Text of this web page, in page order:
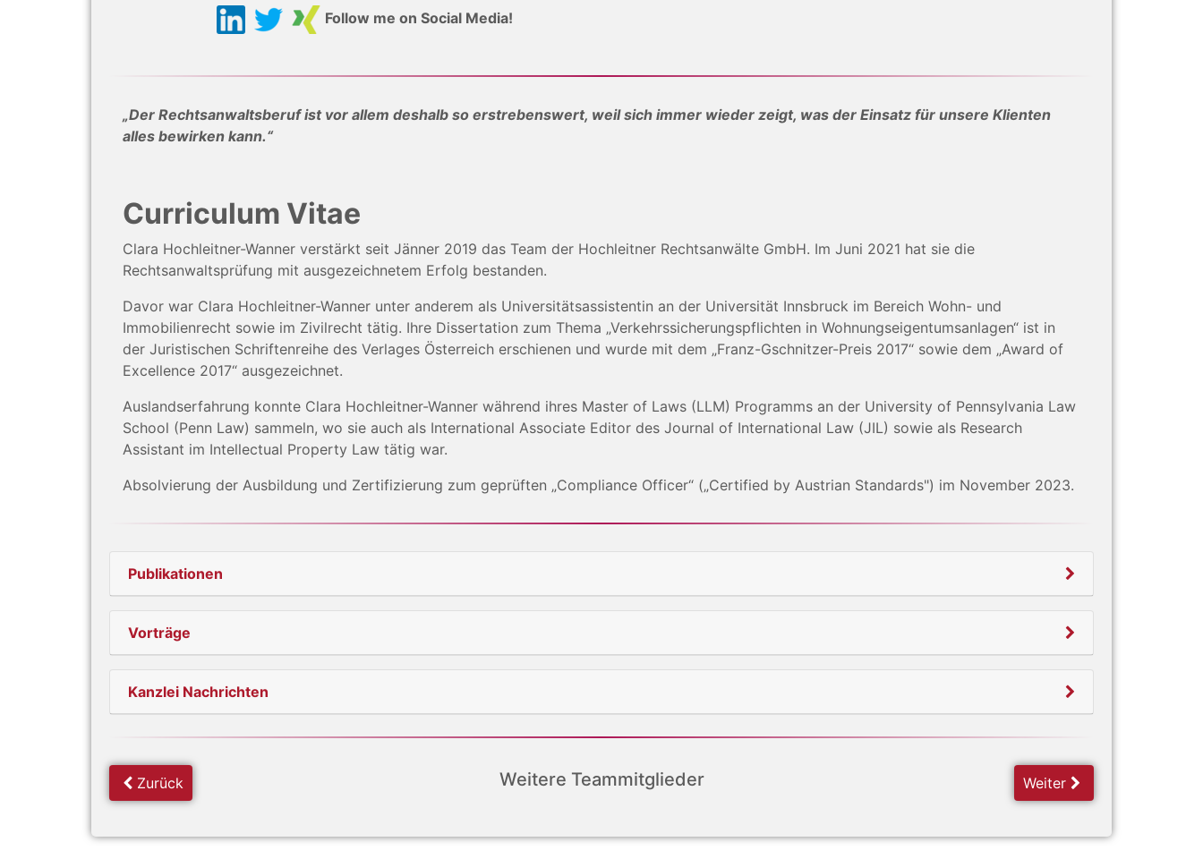
Follow me on Social Media!
„Der Rechtsanwaltsberuf ist vor allem deshalb so erstrebenswert, weil sich immer wieder zeigt, was der Einsatz für unsere Klienten
alles bewirken kann.“
Curriculum Vitae
Clara Hochleitner-Wanner verstärkt seit Jänner 2019 das Team der Hochleitner Rechtsanwälte GmbH. Im Juni 2021 hat sie die
Rechtsanwaltsprüfung mit ausgezeichnetem Erfolg bestanden.
Davor war Clara Hochleitner-Wanner unter anderem als Universitätsassistentin an der Universität Innsbruck im Bereich Wohn- und
Immobilienrecht sowie im Zivilrecht tätig. Ihre Dissertation zum Thema „Verkehrssicherungspflichten in Wohnungseigentumsanlagen“ ist in
der Juristischen Schriftenreihe des Verlages Österreich erschienen und wurde mit dem „Franz-Gschnitzer-Preis 2017“ sowie dem „Award of
Excellence 2017“ ausgezeichnet.
Auslandserfahrung konnte Clara Hochleitner-Wanner während ihres Master of Laws (LLM) Programms an der University of Pennsylvania Law
School (Penn Law) sammeln, wo sie auch als International Associate Editor des Journal of International Law (JIL) sowie als Research
Assistant im Intellectual Property Law tätig war.
Absolvierung der Ausbildung und Zertifizierung zum geprüften „Compliance Officer“ („Certified by Austrian Standards") im November 2023.
Publikationen
Vorträge
Kanzlei Nachrichten
Zurück Weitere Teammitglieder Weiter